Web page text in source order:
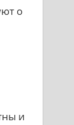
о
и